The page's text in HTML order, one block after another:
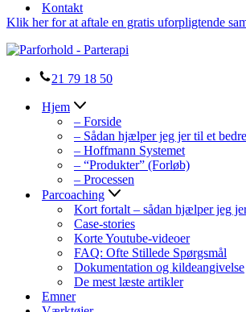
Kontakt
Klik her for at aftale en gratis uforpligtende
21 79 18 50
Hjem
– Forside
– Sådan hjælper jeg jer til et
– Hoffmann Systemet
– “Produkter” (Forløb)
– Processen
Parcoaching
Kort fortalt – sådan hjælper jeg
Case-stories
Korte Youtube-videoer
FAQ: Ofte Stillede Spørgsmål
Dokumentation og kildeangivelse
De mest læste artikler
Emner